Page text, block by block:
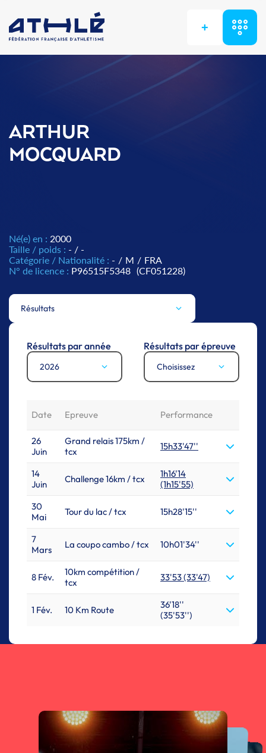
+
ARTHUR
MOCQUARD
Né(e) en : 2000
Taille / poids : - / -
Catégorie / Nationalité : - / M / FRA
N° de licence : P96515F5348 (CF051228)
Résultats
Résultats par année
2026
Résultats par épreuve
Choisissez
Date Epreuve Performance
26
Juin
Grand relais 175km /
tcx
15h33'47''
14
Juin
Challenge 16km / tcx
1h16'14
(1h15'55)
30
Mai
Tour du lac / tcx 15h28'15''
7
Mars
La coupo cambo / tcx 10h01'34''
8 Fév.
10km compétition /
tcx
33'53 (33'47)
1 Fév. 10 Km Route
36'18''
(35'53'')